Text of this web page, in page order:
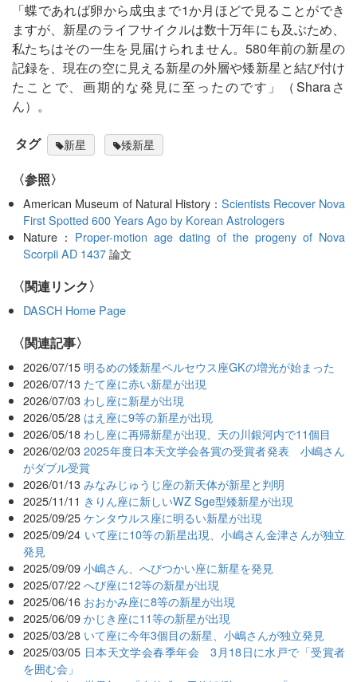
「蝶であれば卵から成虫まで1か月ほどで見ることができ
ますが、新星のライフサイクルは数十万年にも及ぶため、
私たちはその一生を見届けられません。580年前の新星の
記録を、現在の空に見える新星の外層や矮新星と結び付け
たことで、画期的な発見に至ったのです」（Sharaさ
ん）。
タグ 新星 矮新星
〈参照〉
American Museum of Natural History： Scientists Recover Nova
First Spotted 600 Years Ago by Korean Astrologers
Nature： Proper-motion age dating of the progeny of Nova
Scorpii AD 1437論文
〈関連リンク〉
DASCH Home Page
関連記事
2026/07/15 明るめの矮新星ペルセウス座GKの増光が始まった
2026/07/13 たて座に赤い新星が出現
2026/07/03 わし座に新星が出現
2026/05/28 はえ座に9等の新星が出現
2026/05/18 わし座に再帰新星が出現、天の川銀河内で11個目
2026/02/03 2025年度日本天文学会各賞の受賞者発表 小嶋さん
がダブル受賞
2026/01/13 みなみじゅうじ座の新天体が新星と判明
2025/11/11 きりん座に新しいWZ Sge型矮新星が出現
2025/09/25 ケンタウルス座に明るい新星が出現
2025/09/24 いて座に10等の新星出現、小嶋さん金津さんが独立
発見
2025/09/09 小嶋さん、へびつかい座に新星を発見
2025/07/22 へび座に12等の新星が出現
2025/06/16 おおかみ座に8等の新星が出現
2025/06/09 かじき座に11等の新星が出現
2025/03/28 いて座に今年3個目の新星、小嶋さんが独立発見
2025/03/05 日本天文学会春季年会 3月18日に水戸で「受賞者
を囲む会」